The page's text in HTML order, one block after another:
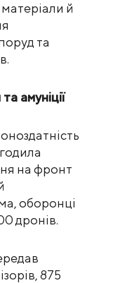
й
та
амуніції
на фронт
оборонці
дронів.
875